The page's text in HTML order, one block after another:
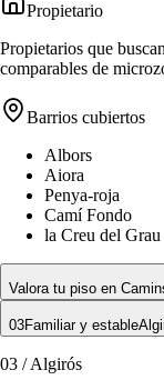
Propietario
Propietarios que
comparables de
Barrios cubiertos
Albors
Aiora
Penya-roja
Camí Fondo
la Creu del Grau
Valora tu piso en
03Familiar y estable
03 /Algirós